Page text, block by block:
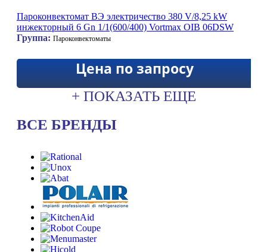
Пароконвектомат ВЭ электричество 380 V/8,25 kW
инжекторный 6 Gn 1/1(600/400) Vortmax OIB 06DSW
Группа: Пароконвектоматы
Цена по запросу
+ ПОКАЗАТЬ ЕЩЕ
ВСЕ БРЕНДЫ